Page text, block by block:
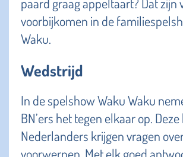
voorbijkomen in de
Waku.
Wedstrijd
In de spelshow Waku Waku
BN’ers het tegen elkaar op.
Nederlanders krijgen vragen
voorwerpen. Met elk goed